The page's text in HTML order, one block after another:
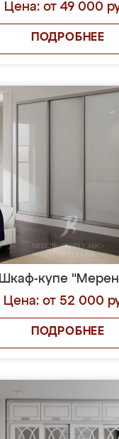
Цена: от 49 000
ПОДРОБНЕЕ
Шкаф-купе
Цена: от 52 000
ПОДРОБНЕЕ